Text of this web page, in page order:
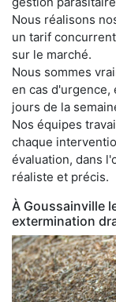
Nous réalisons
un tarif
sur le marché.
Nous sommes
en cas d'urgence,
jours de la
Nos équipes
chaque
évaluation, dans
réaliste et précis.
À Goussainville
extermination